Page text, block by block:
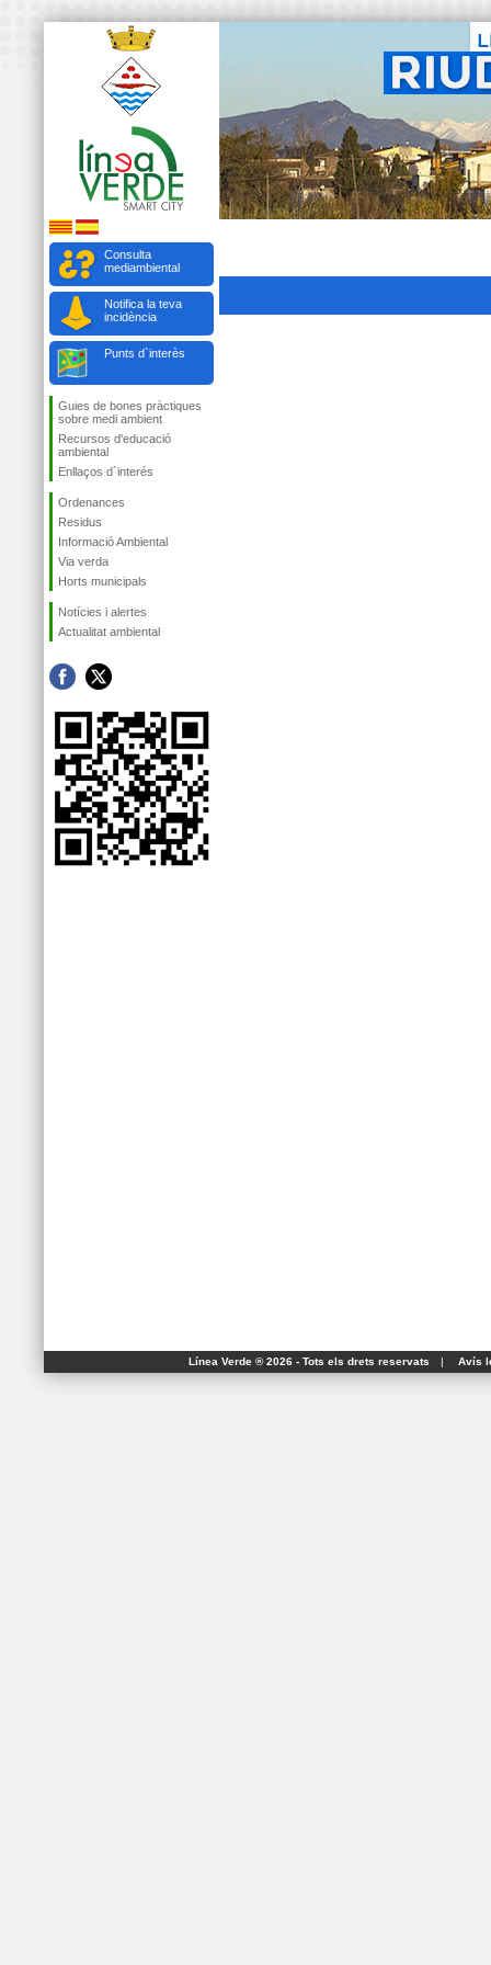
Consulta
mediambiental
Notifica la teva
incidència
Punts d`interès
Guies de bones pràctiques
sobre medi ambient
Recursos d'educació
ambiental
Enllaços d´interés
Ordenances
Residus
Informació Ambiental
Via verda
Horts municipals
Notícies i alertes
Actualitat ambiental
Línea Verde ® 2026 - Tots els drets reservats | Avís